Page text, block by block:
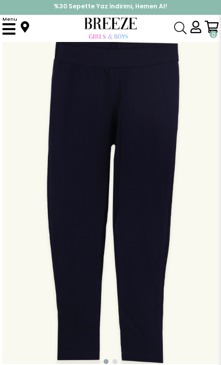
İndirimlere ek %10 İndirimi Kap, Hemen Üye Ol!
0
Menu
Anasayfa Alt Giyim Tayt